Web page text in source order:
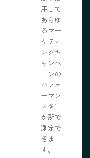
用して
あらゆ
るマー
ケティ
ングキ
ャンペ
ーンの
パフォ
ーマン
スを1
か所で
測定で
きま
す。